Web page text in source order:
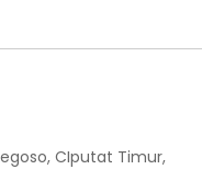
CIputat Timur,